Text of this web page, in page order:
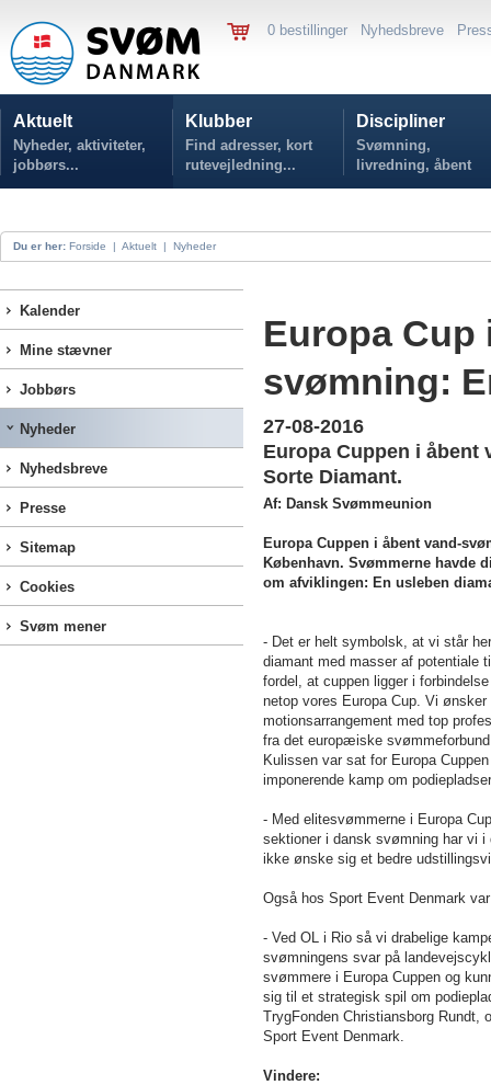
0 bestillinger Nyhedsbreve
Aktuelt
Nyheder, aktiviteter,
jobbørs...
Klubber
Find adresser, kort
rutevejledning...
Discipliner
Svømning,
livredning, åbent
vand...
Du er her: Forside | Aktuelt | Nyheder
Kalender
Mine stævner
Jobbørs
Nyheder
Nyhedsbreve
Presse
Sitemap
Cookies
Svøm mener
Europa Cup
svømning:
27-08-2016
Europa Cuppen i åbent
Sorte Diamant.
Af: Dansk Svømmeunion
Europa Cuppen i åbent vand-
København. Svømmerne havde
om afviklingen: En usleben
- Det er helt symbolsk, at vi står
diamant med masser af potentiale
fordel, at cuppen ligger i
netop vores Europa Cup. Vi
motionsarrangement med top
fra det europæiske
Kulissen var sat for Europa
imponerende kamp om
- Med elitesvømmerne i Europa
sektioner i dansk svømning har vi
ikke ønske sig et bedre
Også hos Sport Event Denmark
- Ved OL i Rio så vi drabelige
svømningens svar på
svømmere i Europa Cuppen og
sig til et strategisk spil om
TrygFonden Christiansborg
Sport Event Denmark.
Vindere: